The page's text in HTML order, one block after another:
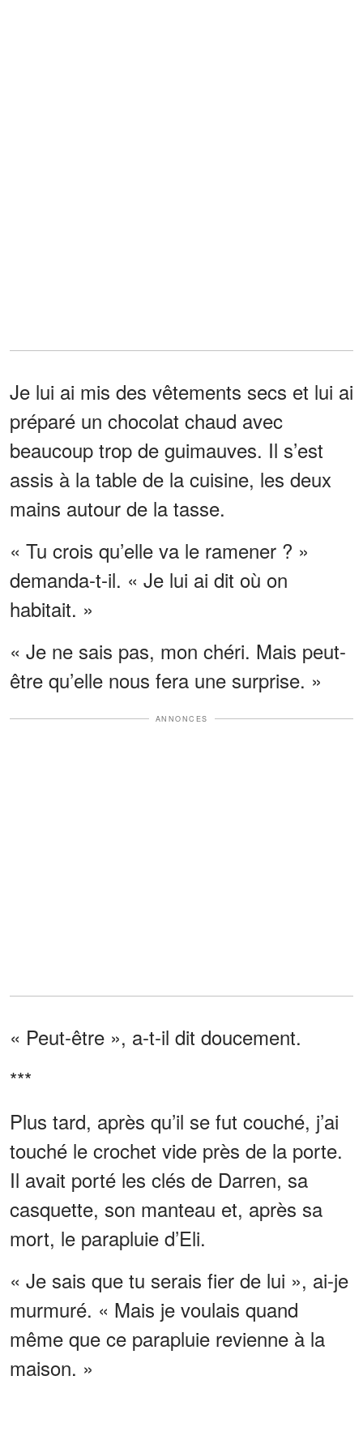
Je lui ai mis des vêtements secs et lui ai
préparé un chocolat chaud avec
beaucoup trop de guimauves. Il s’est
assis à la table de la cuisine, les deux
mains autour de la tasse.
« Tu crois qu’elle va le ramener ? »
demanda-t-il. « Je lui ai dit où on
habitait. »
« Je ne sais pas, mon chéri. Mais peut-
être qu’elle nous fera une surprise. »
ANNONCES
« Peut-être », a-t-il dit doucement.
***
Plus tard, après qu’il se fut couché, j’ai
touché le crochet vide près de la porte.
Il avait porté les clés de Darren, sa
casquette, son manteau et, après sa
mort, le parapluie d’Eli.
« Je sais que tu serais fier de lui », ai-je
murmuré. « Mais je voulais quand
même que ce parapluie revienne à la
maison. »